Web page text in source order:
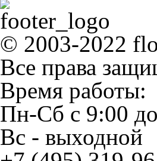
© 2003-2022
Все права
Время работы:
Пн-Сб с 9:00 до
Вс - выходной